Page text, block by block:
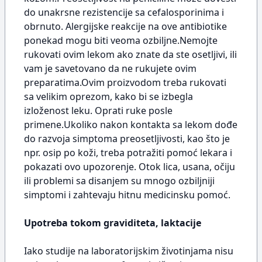
do unakrsne rezistencije sa cefalosporinima i
obrnuto. Alergijske reakcije na ove antibiotike
ponekad mogu biti veoma ozbiljne.Nemojte
rukovati ovim lekom ako znate da ste osetljivi, ili
vam je savetovano da ne rukujete ovim
preparatima.Ovim proizvodom treba rukovati
sa velikim oprezom, kako bi se izbegla
izloženost leku. Oprati ruke posle
primene.Ukoliko nakon kontakta sa lekom dođe
do razvoja simptoma preosetljivosti, kao što je
npr. osip po koži, treba potražiti pomoć lekara i
pokazati ovo upozorenje. Otok lica, usana, očiju
ili problemi sa disanjem su mnogo ozbiljniji
simptomi i zahtevaju hitnu medicinsku pomoć.
Upotreba tokom graviditeta, laktacije
Iako studije na laboratorijskim životinjama nisu